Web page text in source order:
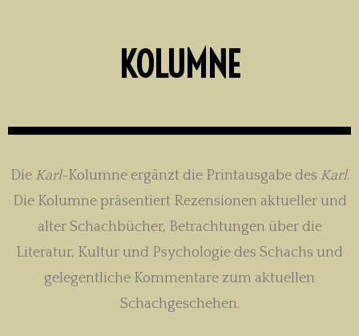
KOLUMNE
Die Karl-Kolumne ergänzt die Printausgabe des Karl.
Die Kolumne präsentiert Rezensionen aktueller und
alter Schachbücher, Betrachtungen über die
Literatur, Kultur und Psychologie des Schachs und
gelegentliche Kommentare zum aktuellen
Schachgeschehen.